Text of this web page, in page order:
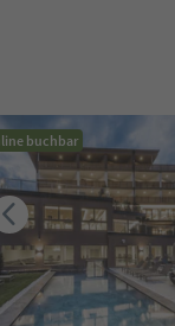
buchbar